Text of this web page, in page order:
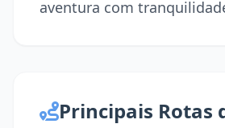
aventura com
Principais Rotas